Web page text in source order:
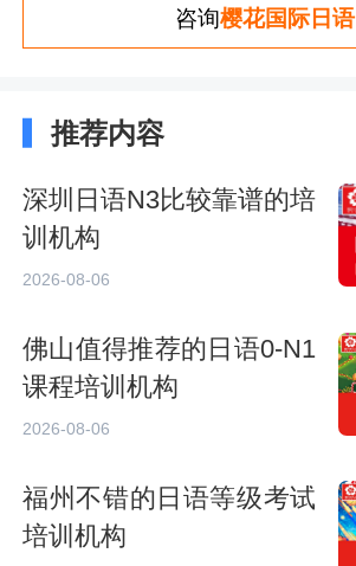
咨询樱花国际日语
推荐内容
深圳日语N3比较靠谱的培
训机构
2026-08-06
佛山值得推荐的日语0-N1
课程培训机构
2026-08-06
福州不错的日语等级考试
培训机构